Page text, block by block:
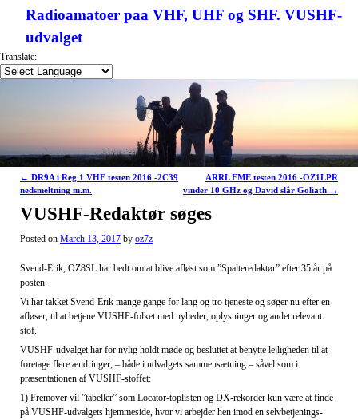
Radioamatoer paa VHF, UHF og SHF. VUSHF-
udvalget
Translate:
Post navigation
← DR9A i Reg 1 VHF testen 2016 -2C39
nedsmeltning m.m.
ARRL EME testen 2016 -OZ1LPR
vinder 10 GHz og David slår Goliath →
VUSHF-Redaktør søges
Posted on March 13, 2017 by oz7z
Svend-Erik, OZ8SL har bedt om at blive afløst som ”Spalteredaktør” efter 35 år på
posten.
Vi har takket Svend-Erik mange gange for lang og tro tjeneste og søger nu efter en
afløser, til at betjene VUSHF-folket med nyheder, oplysninger og andet relevant
stof.
VUSHF-udvalget har for nylig holdt møde og besluttet at benytte lejligheden til at
foretage flere ændringer, – både i udvalgets sammensætning – såvel som i
præsentationen af VUSHF-stoffet:
1) Fremover vil ”tabeller” som Locator-toplisten og DX-rekorder kun være at finde
på VUSHF-udvalgets hjemmeside, hvor vi arbejder hen imod en selvbetjenings-